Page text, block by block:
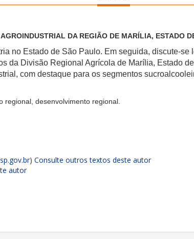
DA REGIÃO DE MARÍLIA, ESTADO
no Estado de São Paulo. Em seguida, discute-
da Divisão Regional Agrícola de Marília, Estado
com destaque para os segmentos
desenvolvimento regional.
) Consulte outros textos deste autor
autor